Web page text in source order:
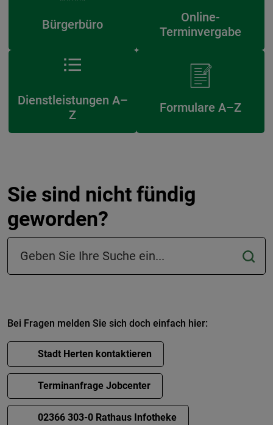
Bürgerbüro
Online-
Terminvergabe
Dienstleistungen A–
Z
Formulare A–Z
Sie sind nicht fündig
geworden?
Suchfeld in der Fußzeile
Bei Fragen melden Sie sich doch einfach hier:
Stadt Herten kontaktieren
Terminanfrage Jobcenter
02366 303-0 Rathaus Infotheke